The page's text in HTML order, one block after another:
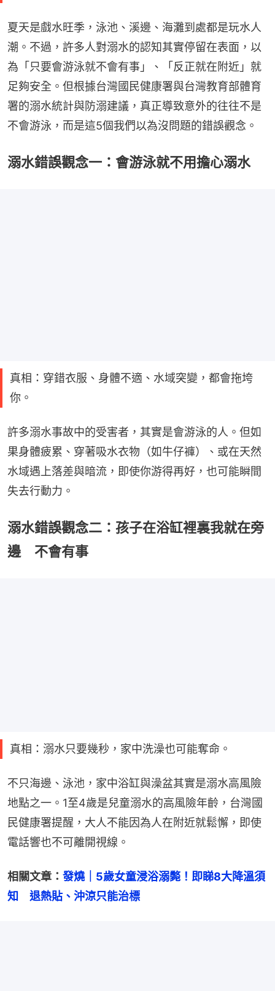
夏天是戲水旺季，泳池、溪邊、海灘到處都是玩水人
潮。不過，許多人對溺水的認知其實停留在表面，以
為「只要會游泳就不會有事」、「反正就在附近」就
足夠安全。但根據台灣國民健康署與台灣教育部體育
署的溺水統計與防溺建議，真正導致意外的往往不是
不會游泳，而是這5個我們以為沒問題的錯誤觀念。
溺水錯誤觀念一：會游泳就不用擔心溺水
真相：穿錯衣服、身體不適、水域突變，都會拖垮
你。
許多溺水事故中的受害者，其實是會游泳的人。但如
果身體疲累、穿著吸水衣物（如牛仔褲）、或在天然
水域遇上落差與暗流，即使你游得再好，也可能瞬間
失去行動力。
溺水錯誤觀念二：孩子在浴缸裡裏我就在旁
邊 不會有事
真相：溺水只要幾秒，家中洗澡也可能奪命。
不只海邊、泳池，家中浴缸與澡盆其實是溺水高風險
地點之一。1至4歲是兒童溺水的高風險年齡，台灣國
民健康署提醒，大人不能因為人在附近就鬆懈，即使
電話響也不可離開視線。
相關文章： 發燒｜5歲女童浸浴溺斃！即睇8大降溫須
知　退熱貼、沖涼只能治標